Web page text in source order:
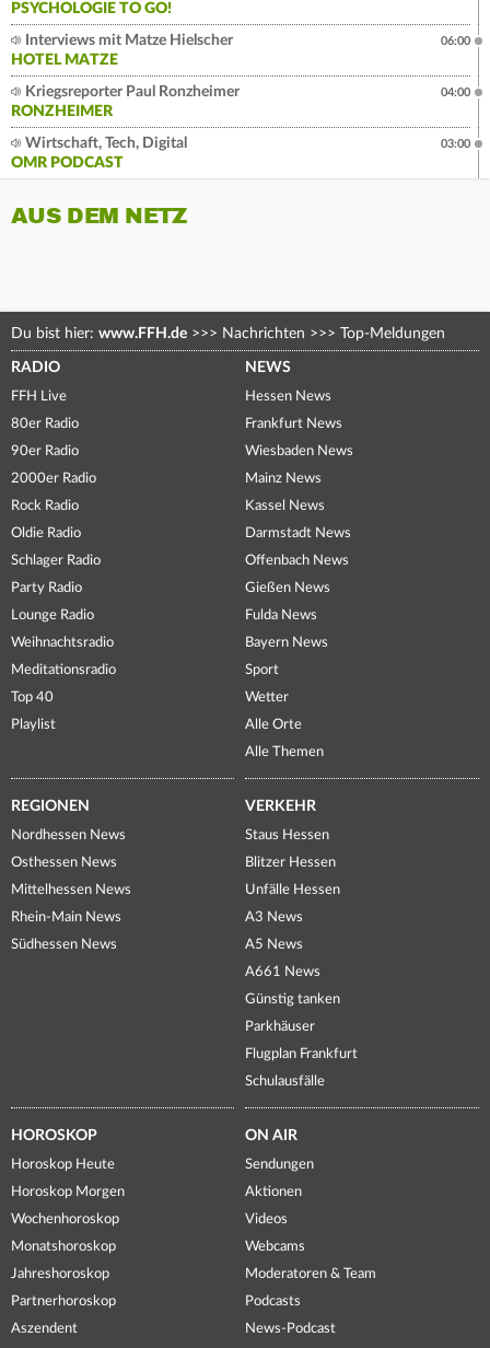
PSYCHOLOGIE TO GO!
Interviews mit Matze Hielscher
HOTEL MATZE
06:00
Kriegsreporter Paul Ronzheimer
RONZHEIMER
04:00
Wirtschaft, Tech, Digital
OMR PODCAST
03:00
AUS DEM NETZ
Du bist hier: www.FFH.de >>> Nachrichten >>> Top-Meldungen
RADIO
FFH Live
80er Radio
90er Radio
2000er Radio
Rock Radio
Oldie Radio
Schlager Radio
Party Radio
Lounge Radio
Weihnachtsradio
Meditationsradio
Top 40
Playlist
NEWS
Hessen News
Frankfurt News
Wiesbaden News
Mainz News
Kassel News
Darmstadt News
Offenbach News
Gießen News
Fulda News
Bayern News
Sport
Wetter
Alle Orte
Alle Themen
REGIONEN
Nordhessen News
Osthessen News
Mittelhessen News
Rhein-Main News
Südhessen News
VERKEHR
Staus Hessen
Blitzer Hessen
Unfälle Hessen
A3 News
A5 News
A661 News
Günstig tanken
Parkhäuser
Flugplan Frankfurt
Schulausfälle
HOROSKOP
Horoskop Heute
Horoskop Morgen
Wochenhoroskop
Monatshoroskop
Jahreshoroskop
Partnerhoroskop
Aszendent
ON AIR
Sendungen
Aktionen
Videos
Webcams
Moderatoren & Team
Podcasts
News-Podcast